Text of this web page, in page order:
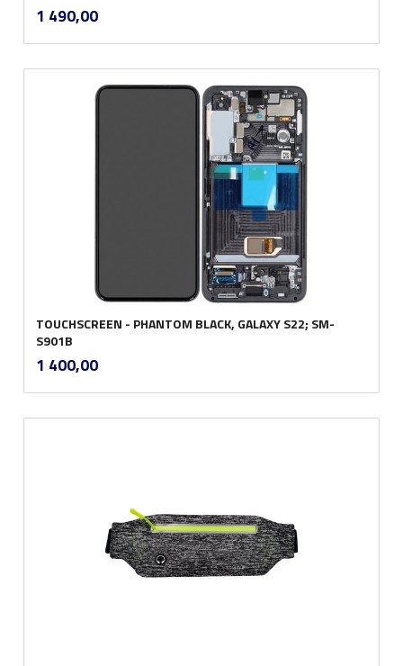
Pris
1 490,00mva.
TOUCHSCREEN - PHANTOM BLACK, GALAXY S22; SM-
S901B
Pris
1 400,00mva.